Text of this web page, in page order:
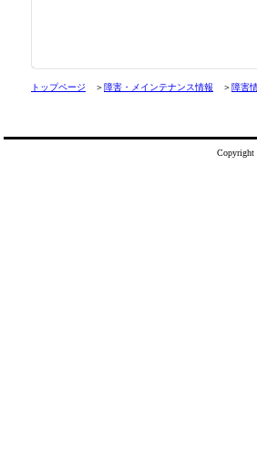
トップページ ＞障害・メインテナンス情報 ＞障害
Copyright